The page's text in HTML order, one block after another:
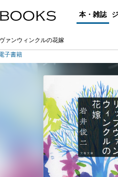
本・雑誌
ァンウィンクルの花嫁
子書籍